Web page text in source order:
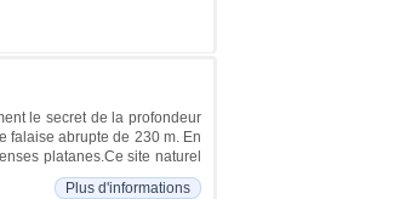
le secret de la profondeur
falaise abrupte de 230 m. En
platanes.Ce site naturel
Plus d'informations